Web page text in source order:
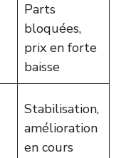
Parts
bloquées,
prix en forte
baisse
Stabilisation,
amélioration
en cours